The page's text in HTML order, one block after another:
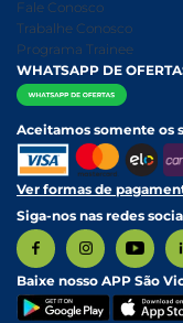
Relatório Transparência
Política de Pagamento
Fale Conosco
Trabalhe Conosco
Programa Trainee
WHATSAPP DE
Aceitamos somente os
Ver formas de
Siga-nos nas redes
Baixe nosso APP São